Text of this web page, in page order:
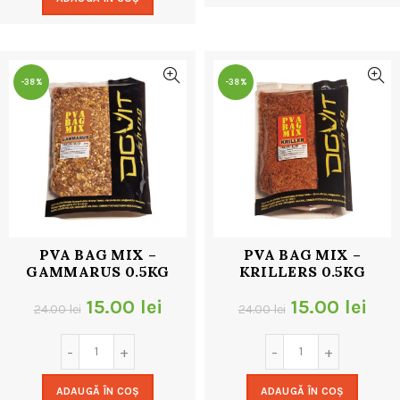
fost:
-38%
PVA BAG MIX –
GAMMARUS 0.5KG
24.00lei Prețul
inițial
a
15.00 lei
ADAUGĂ ÎN COȘ
-38%
PVA BAG MIX –
KRILLERS 0.5KG
24.00lei Prețul
inițial
a
15.00 lei
ADAUGĂ ÎN COȘ